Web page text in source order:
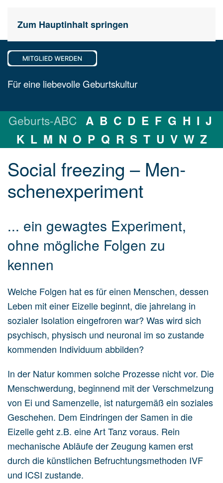
Zum Hauptinhalt springen
Für eine liebevolle Geburtskultur
Geburts-ABC A B C D E F G H I J
K L M N O P Q R S T U V W Z
Social freezing – Men­
schen­ex­pe­ri­ment
... ein gewagtes Experiment,
ohne mögliche Folgen zu
kennen
Welche Folgen hat es für einen Menschen, dessen
Leben mit einer Eizelle beginnt, die jahrelang in
sozialer Isolation eingefroren war? Was wird sich
psychisch, physisch und neuronal im so zustande
kommenden Individuum abbilden?
In der Natur kommen solche Prozesse nicht vor. Die
Menschwerdung, beginnend mit der Verschmelzung
von Ei und Samenzelle, ist naturgemäß ein soziales
Geschehen. Dem Eindringen der Samen in die
Eizelle geht z.B. eine Art Tanz voraus. Rein
mechanische Abläufe der Zeugung kamen erst
durch die künstlichen Befruchtungsmethoden IVF
und ICSI zustande.